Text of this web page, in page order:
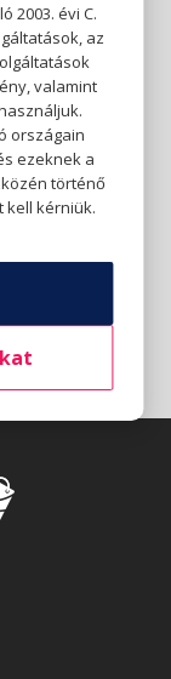
2003. évi C.
az
valamint
országain
ezeknek a
történő
kérniük.